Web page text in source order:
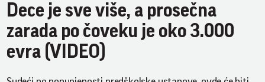
Dece je sve više, a prosečna
zarada po čoveku je oko 3.000
evra (VIDEO)